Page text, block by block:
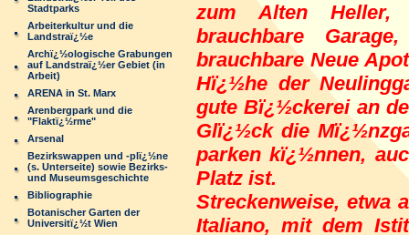
Stadtparks
Arbeiterkultur und die
Landstraï¿½e
Archï¿½ologische Grabungen
auf Landstraï¿½er Gebiet (in
Arbeit)
ARENA in St. Marx
Arenbergpark und die
"Flaktï¿½rme"
Arsenal
Bezirkswappen und -plï¿½ne
(s. Unterseite) sowie Bezirks-
und Museumsgeschichte
Bibliographie
Botanischer Garten der
Universitï¿½t Wien
zum Alten Heller,
brauchbare
brauchbare Neue
Hï¿½he der
gute Bï¿½ckerei an
Glï¿½ck die
parken kï¿½nnen,
Platz ist.
Streckenweise, etwa
Italiano, mit dem